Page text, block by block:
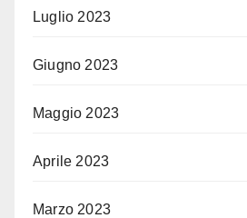
Luglio 2023
Giugno 2023
Maggio 2023
Aprile 2023
Marzo 2023